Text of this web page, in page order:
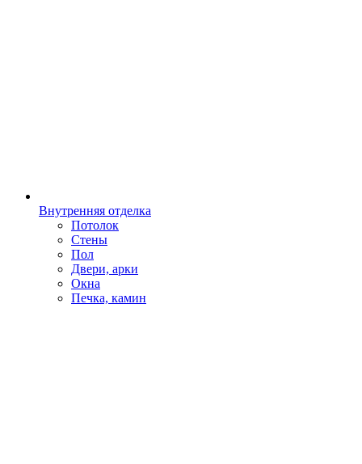
Внутренняя отделка
Потолок
Стены
Пол
Двери, арки
Окна
Печка, камин